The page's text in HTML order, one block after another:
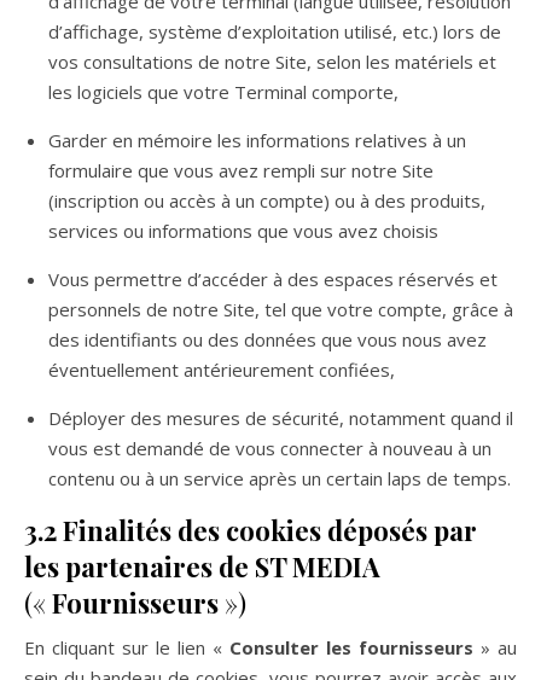
d’affichage, système d’exploitation utilisé, etc.) lors de
vos consultations de notre Site, selon les matériels et
les logiciels que votre Terminal comporte,
Garder en mémoire les informations relatives à un
formulaire que vous avez rempli sur notre Site
(inscription ou accès à un compte) ou à des produits,
services ou informations que vous avez choisis
Vous permettre d’accéder à des espaces réservés et
personnels de notre Site, tel que votre compte, grâce à
des identifiants ou des données que vous nous avez
éventuellement antérieurement confiées,
Déployer des mesures de sécurité, notamment quand il
vous est demandé de vous connecter à nouveau à un
contenu ou à un service après un certain laps de temps.
3.2 Finalités des cookies déposés par
les partenaires de ST MEDIA
(« Fournisseurs »)
En cliquant sur le lien « Consulter les fournisseurs » au